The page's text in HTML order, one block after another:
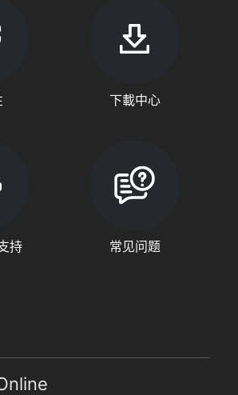
下載中心
持 常见问题